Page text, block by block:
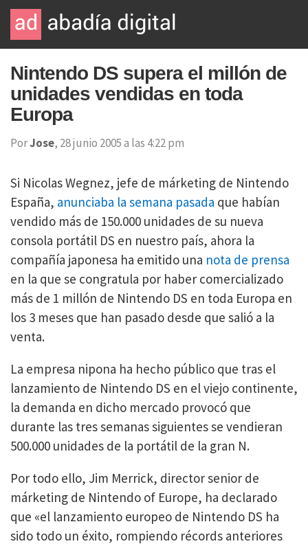
Nintendo DS supera el millón de
unidades vendidas en toda
Europa
PorJose, 28 junio 2005 a las 4:22 pm
Si Nicolas Wegnez, jefe de márketing de Nintendo
España, anunciaba la semana pasada que habían
vendido más de 150.000 unidades de su nueva
consola portátil DS en nuestro país, ahora la
compañía japonesa ha emitido una nota de prensa
en la que se congratula por haber comercializado
más de 1 millón de Nintendo DS en toda Europa en
los 3 meses que han pasado desde que salió a la
venta.
La empresa nipona ha hecho público que tras el
lanzamiento de Nintendo DS en el viejo continente,
la demanda en dicho mercado provocó que
durante las tres semanas siguientes se vendieran
500.000 unidades de la portátil de la gran N.
Por todo ello, Jim Merrick, director senior de
márketing de Nintendo of Europe, ha declarado
que «el lanzamiento europeo de Nintendo DS ha
sido todo un éxito, rompiendo récords anteriores